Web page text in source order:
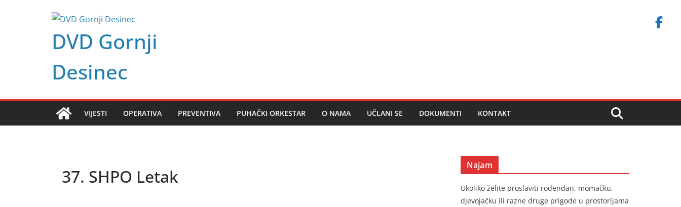
DVD Gornji
Desinec
VIJESTI OPERATIVA PREVENTIVA PUHAČKI ORKESTAR O NAMA UČLANI SE DOKUMENTI KONTAKT
37. SHPO Letak
Najam
Ukoliko želite proslaviti rođendan, momačku,
djevojačku ili razne druge prigode u prostorijama